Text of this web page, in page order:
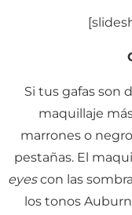
Si tus gafas son
maquillaje
marrones o
pestañas. El
eyescon las
los tonos